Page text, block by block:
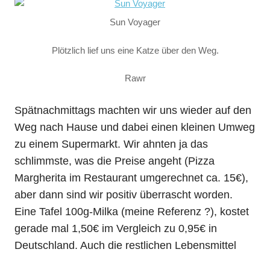
Sun Voyager
Plötzlich lief uns eine Katze über den Weg.
Rawr
Spätnachmittags machten wir uns wieder auf den
Weg nach Hause und dabei einen kleinen Umweg
zu einem Supermarkt. Wir ahnten ja das
schlimmste, was die Preise angeht (Pizza
Margherita im Restaurant umgerechnet ca. 15€),
aber dann sind wir positiv überrascht worden.
Eine Tafel 100g-Milka (meine Referenz ?), kostet
gerade mal 1,50€ im Vergleich zu 0,95€ in
Deutschland. Auch die restlichen Lebensmittel